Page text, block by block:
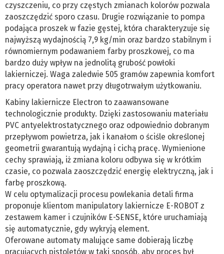
czyszczeniu, co przy częstych zmianach kolorów pozwala
zaoszczędzić sporo czasu. Drugie rozwiązanie to pompa
podająca proszek w fazie gęstej, która charakteryzuje się
najwyższą wydajnością 7,9 kg/min oraz bardzo stabilnym i
równomiernym podawaniem farby proszkowej, co ma
bardzo duży wpływ na jednolitą grubość powłoki
lakierniczej. Waga zaledwie 505 gramów zapewnia komfort
pracy operatora nawet przy długotrwałym użytkowaniu.
Kabiny lakiernicze Electron to zaawansowane
technologicznie produkty. Dzięki zastosowaniu materiału
PVC antyelektrostatycznego oraz odpowiednio dobranym
przepływom powietrza, jak i kanałom o ściśle określonej
geometrii gwarantują wydajną i cichą pracę. Wymienione
cechy sprawiają, iż zmiana koloru odbywa się w krótkim
czasie, co pozwala zaoszczędzić energię elektryczną, jak i
farbę proszkową.
W celu optymalizacji procesu powlekania detali firma
proponuje klientom manipulatory lakiernicze E-ROBOT z
zestawem kamer i czujników E-SENSE, które uruchamiają
się automatycznie, gdy wykryją element.
Oferowane automaty malujące same dobierają liczbę
pracujących pistoletów w taki sposób, aby proces był